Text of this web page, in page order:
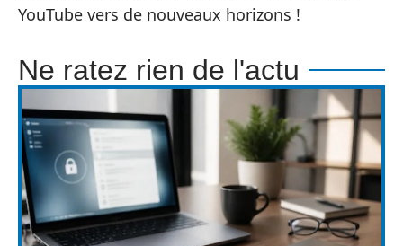
YouTube vers de nouveaux horizons !
Ne ratez rien de l'actu